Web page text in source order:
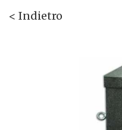
< Indietro